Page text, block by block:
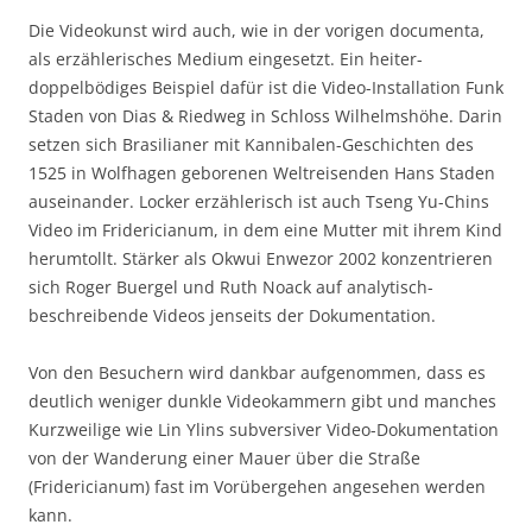
Die Videokunst wird auch, wie in der vorigen documenta,
als erzählerisches Medium eingesetzt. Ein heiter-
doppelbödiges Beispiel dafür ist die Video-Installation Funk
Staden von Dias & Riedweg in Schloss Wilhelmshöhe. Darin
setzen sich Brasilianer mit Kannibalen-Geschichten des
1525 in Wolfhagen geborenen Weltreisenden Hans Staden
auseinander. Locker erzählerisch ist auch Tseng Yu-Chins
Video im Fridericianum, in dem eine Mutter mit ihrem Kind
herumtollt. Stärker als Okwui Enwezor 2002 konzentrieren
sich Roger Buergel und Ruth Noack auf analytisch-
beschreibende Videos jenseits der Dokumentation.
Von den Besuchern wird dankbar aufgenommen, dass es
deutlich weniger dunkle Videokammern gibt und manches
Kurzweilige wie Lin Ylins subversiver Video-Dokumentation
von der Wanderung einer Mauer über die Straße
(Fridericianum) fast im Vorübergehen angesehen werden
kann.